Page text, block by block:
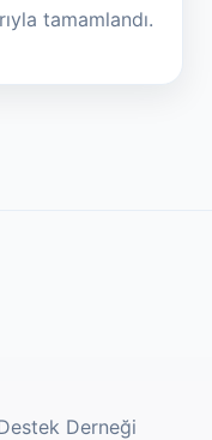
tamamlandı.
Derneği